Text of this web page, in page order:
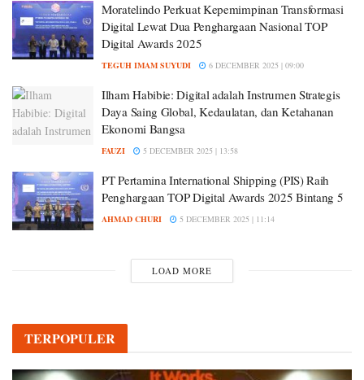
Moratelindo Perkuat Kepemimpinan Transformasi
Digital Lewat Dua Penghargaan Nasional TOP
Digital Awards 2025
TEGUH IMAM SUYUDI 6 DECEMBER 2025 | 09:00
Ilham Habibie: Digital adalah Instrumen Strategis
Daya Saing Global, Kedaulatan, dan Ketahanan
Ekonomi Bangsa
FAUZI 5 DECEMBER 2025 | 13:58
PT Pertamina International Shipping (PIS) Raih
Penghargaan TOP Digital Awards 2025 Bintang 5
AHMAD CHURI 5 DECEMBER 2025 | 11:14
LOAD MORE
TERPOPULER